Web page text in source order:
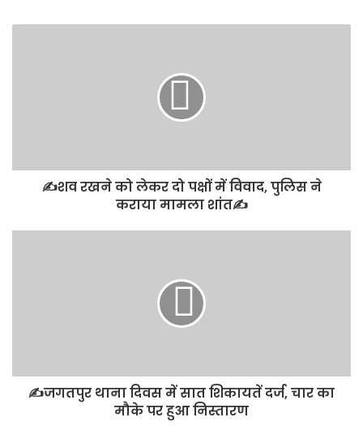
✍️शव रखने को लेकर दो पक्षों में विवाद, पुलिस ने
कराया मामला शांत✍️
✍️जगतपुर थाना दिवस में सात शिकायतें दर्ज, चार का
मौके पर हुआ निस्तारण